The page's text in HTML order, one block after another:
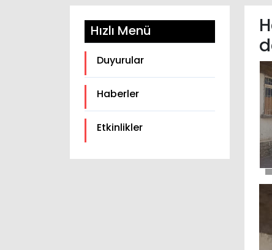
Hızlı Menü
Duyurular
Haberler
Etkinlikler